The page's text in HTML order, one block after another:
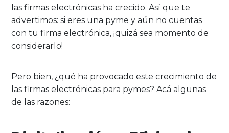
las firmas electrónicas ha crecido. Así que te
advertimos: si eres una pyme y aún no cuentas
con tu firma electrónica, ¡quizá sea momento de
considerarlo!
Pero bien, ¿qué ha provocado este crecimiento de
las firmas electrónicas para pymes? Acá algunas
de las razones: